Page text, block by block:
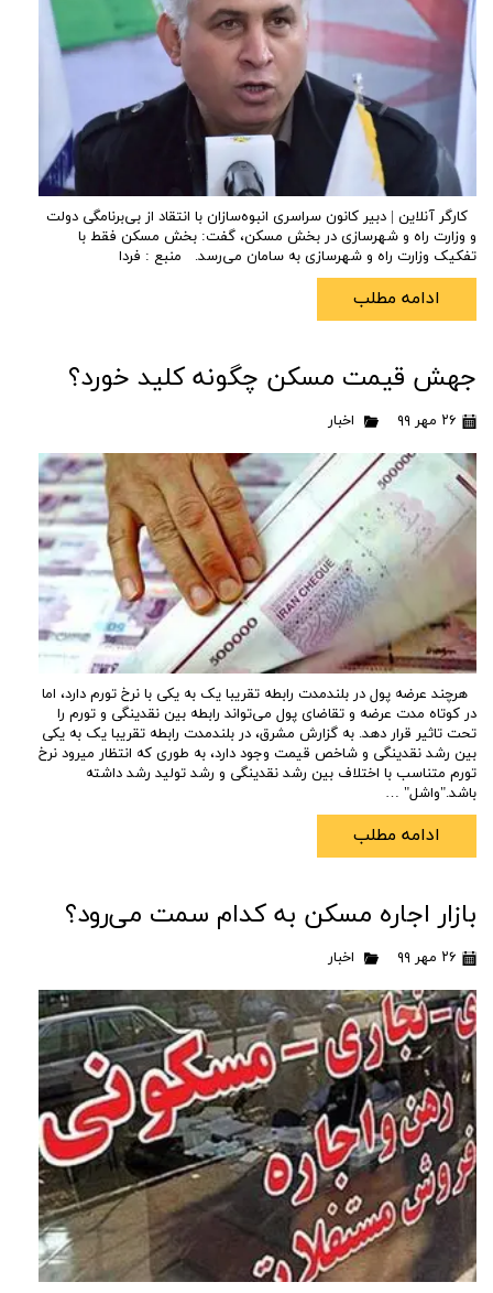
کارگر آنلاین | دبیر کانون سراسری انبوه‌سازان با انتقاد از بی‌برنامگی دولت
و وزارت راه و شهرسازی در بخش مسکن، گفت: بخش مسکن فقط با
تفکیک وزارت راه و شهرسازی به سامان می‌رسد. منبع : فردا
ادامه مطلب
جهش قیمت مسکن چگونه کلید خورد؟
۲۶ مهر ۹۹ اخبار
هرچند عرضه پول در بلندمدت رابطه تقریبا یک به یکی با نرخ تورم دارد، اما
در کوتاه مدت عرضه و تقاضای پول می‌تواند رابطه بین نقدینگی و تورم را
تحت تاثیر قرار دهد. به گزارش مشرق، در بلندمدت رابطه تقریبا یک به یکی
بین رشد نقدینگی و شاخص قیمت وجود دارد، به طوری که انتظار میرود نرخ
تورم متناسب با اختلاف بین رشد نقدینگی و رشد تولید رشد داشته
باشد."واشل" …
ادامه مطلب
بازار اجاره مسکن به کدام سمت می‌رود؟
۲۶ مهر ۹۹ اخبار